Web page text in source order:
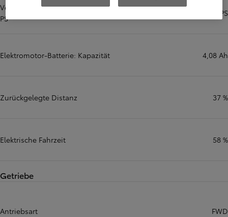
Verbrennungsmotor: Leistung in
PS
98 PS
Elektromotor-Batterie: Kapazität 4,08 Ah
Zurückgelegte Distanz 37 %
Elektrische Fahrzeit 58 %
Getriebe
Antriebsart FWD